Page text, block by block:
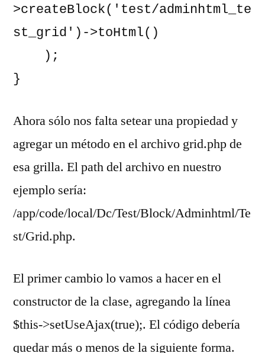
>createBlock('test/adminhtml_te
st_grid')->toHtml()
}
Ahora sólo nos falta setear una propiedad y
agregar un método en el archivo grid.php de
esa grilla. El path del archivo en nuestro
ejemplo sería:
/app/code/local/Dc/Test/Block/Adminhtml/Te
st/Grid.php.
El primer cambio lo vamos a hacer en el
constructor de la clase, agregando la línea
$this->setUseAjax(true);. El código debería
quedar más o menos de la siguiente forma.